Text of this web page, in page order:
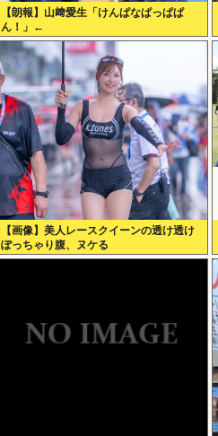
【朗報】山﨑愛生「けんぱなぱっぱぱ
ん！」←
【画像】美人レースクイーンの透け透け
ぽっちゃり腹、ヌケる